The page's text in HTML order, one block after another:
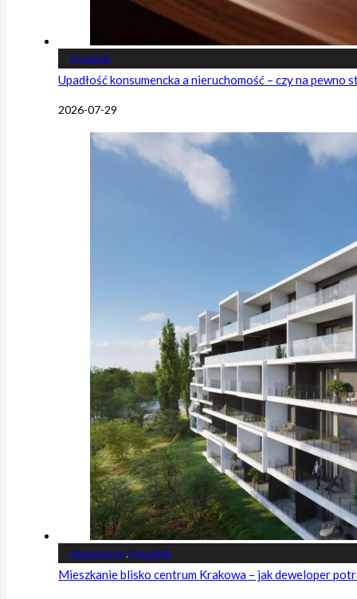
Poradniki
Upadłość konsumencka a nieruchomość – czy na pewno
2026-07-29
Deweloperzy, Poradniki
Mieszkanie blisko centrum Krakowa – jak deweloper